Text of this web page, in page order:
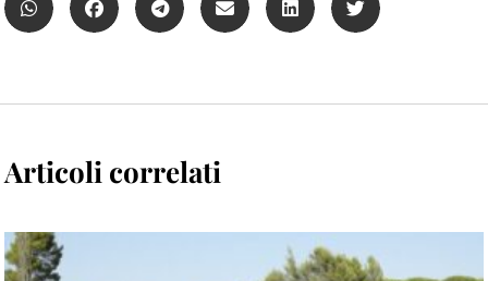
Articoli correlati